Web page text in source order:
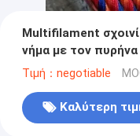
Multifilament
νήμα με τον πυρήνα
Τιμή：negotiable
Καλύτερη